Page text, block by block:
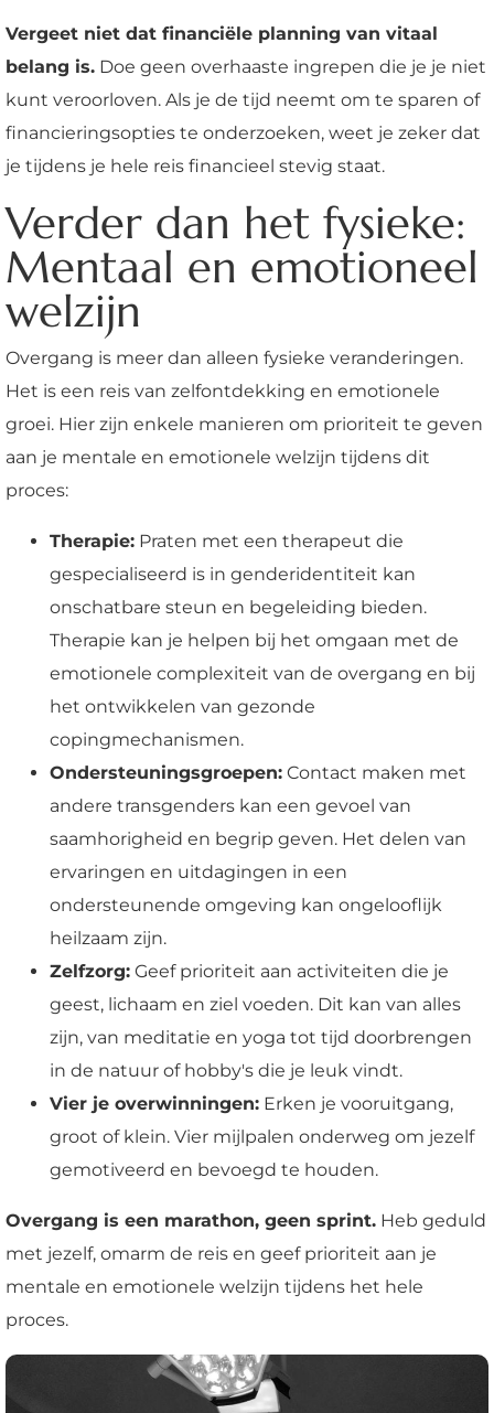
Vergeet niet dat financiële planning van vitaal
belang is. Doe geen overhaaste ingrepen die je je niet
kunt veroorloven. Als je de tijd neemt om te sparen of
financieringsopties te onderzoeken, weet je zeker dat
je tijdens je hele reis financieel stevig staat.
Verder dan het fysieke:
Mentaal en emotioneel
welzijn
Overgang is meer dan alleen fysieke veranderingen.
Het is een reis van zelfontdekking en emotionele
groei. Hier zijn enkele manieren om prioriteit te geven
aan je mentale en emotionele welzijn tijdens dit
proces:
Therapie: Praten met een therapeut die
gespecialiseerd is in genderidentiteit kan
onschatbare steun en begeleiding bieden.
Therapie kan je helpen bij het omgaan met de
emotionele complexiteit van de overgang en bij
het ontwikkelen van gezonde
copingmechanismen.
Ondersteuningsgroepen: Contact maken met
andere transgenders kan een gevoel van
saamhorigheid en begrip geven. Het delen van
ervaringen en uitdagingen in een
ondersteunende omgeving kan ongelooflijk
heilzaam zijn.
Zelfzorg: Geef prioriteit aan activiteiten die je
geest, lichaam en ziel voeden. Dit kan van alles
zijn, van meditatie en yoga tot tijd doorbrengen
in de natuur of hobby's die je leuk vindt.
Vier je overwinningen: Erken je vooruitgang,
groot of klein. Vier mijlpalen onderweg om jezelf
gemotiveerd en bevoegd te houden.
Overgang is een marathon, geen sprint. Heb geduld
met jezelf, omarm de reis en geef prioriteit aan je
mentale en emotionele welzijn tijdens het hele
proces.